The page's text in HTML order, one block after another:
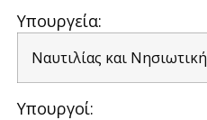
Υπουργεία:
Ναυτιλίας και
Υπουργοί: